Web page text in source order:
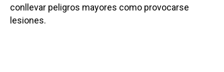
conllevar peligros mayores como provocarse
lesiones.